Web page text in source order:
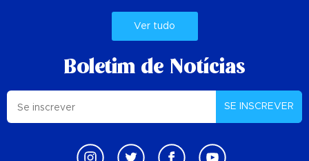
Ver tudo
Boletim de Notícias
SE INSCREVER